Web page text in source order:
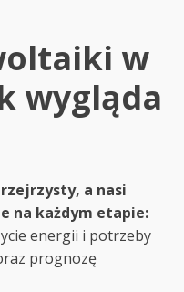
w
wygląda
a nasi
na każdym etapie:
energii i potrzeby
prognozę